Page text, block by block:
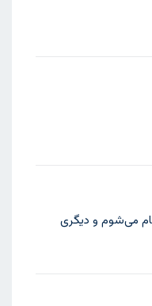
می‌شوم و دیگری